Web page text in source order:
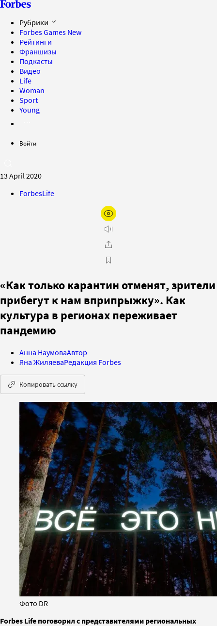
Рубрики
Forbes Games New
Рейтинги
Франшизы
Подкасты
Видео
Life
Woman
Sport
Young
Войти
13 April 2020
ForbesLife
«Как только карантин отменят, зрители
прибегут к нам вприпрыжку». Как
культура в регионах переживает
пандемию
Анна НаумоваАвтор
Яна ЖиляеваРедакция Forbes
Копировать ссылку
Фото DR
Forbes Life поговорил с представителями региональных